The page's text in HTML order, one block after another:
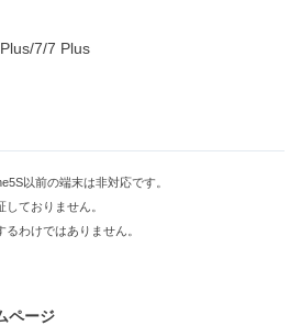
7/7 Plus
以前の端末は非対応です。
ておりません。
わけではありません。
ページ